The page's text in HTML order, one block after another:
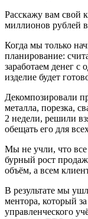
Расскажу вам свой
миллионов рублей
Когда мы только
планирование:
заработаем денег с
изделие будет
Декомпозировали
металла, порезка,
2 недели, решили
обещать его для
Мы не учли, что все
бурный рост
объём, а всем
В результате мы
ментора, который
управленческого